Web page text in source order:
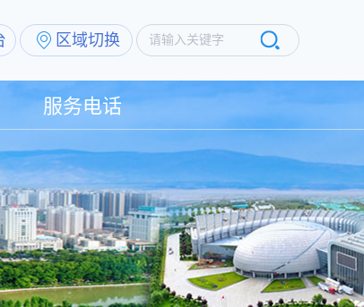
区域切换 请输入关键字
服务电话